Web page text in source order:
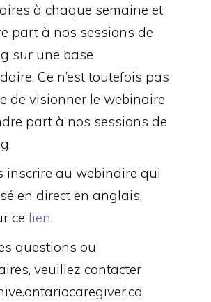
à chaque semaine et
part à nos sessions de
sur une base
Ce n’est toutefois pas
de visionner le webinaire
part à nos sessions de
inscrire au webinaire qui
en direct en anglais,
ce lien.
questions ou
veuillez contacter